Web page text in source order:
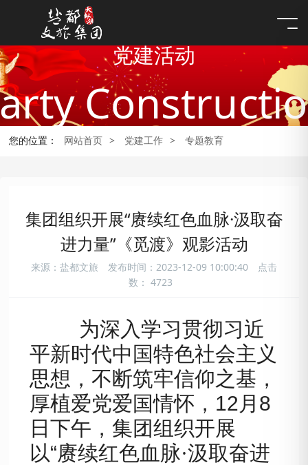
党建活动
您的位置： 网站首页 > 党建工作 > 专题教育
集团组织开展“赓续红色血脉·汲取奋
进力量”《觅渡》观影活动
来源：盐都文旅 发布时间：2023-12-09 10:00:40
点击
数： 4723
为深入学习贯彻习近
平新时代中国特色社会主义
思想，不断筑牢信仰之基，
厚植爱党爱国情怀 ， 12 月 8
日下午，集团组织开展
以“赓续红色血脉·汲取奋进